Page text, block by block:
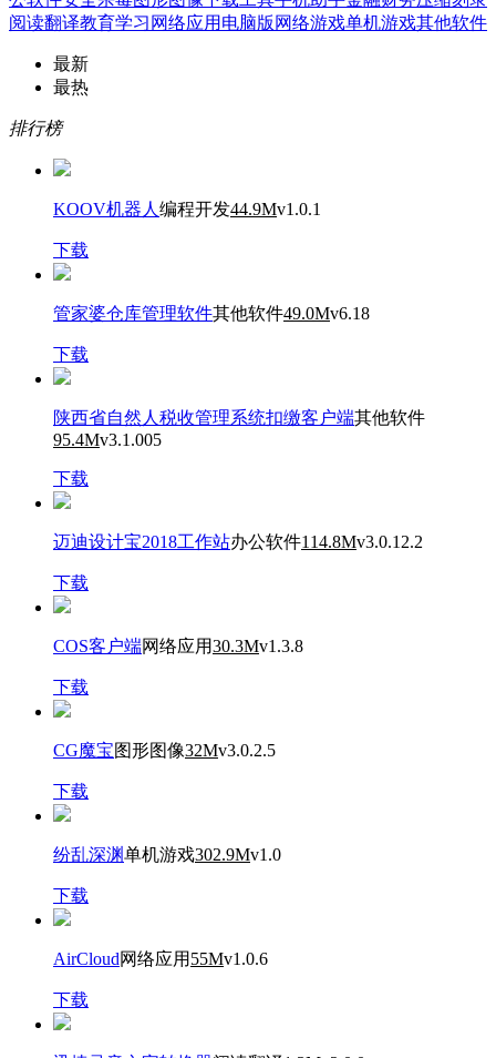
阅读翻译教育学习 网络应用 电脑版 网络游戏单机游戏其他软件
最新
最热
排行榜
KOOV机器人 编程开发44.9Mv1.0.1
下载
管家婆仓库管理软件其他软件49.0Mv6.18
下载
陕西省自然人税收管理系统扣缴客户端其他软件
95.4Mv3.1.005
下载
迈迪设计宝2018工作站办公软件114.8Mv3.0.12.2
下载
COS客户端网络应用30.3Mv1.3.8
下载
CG魔宝图形图像32Mv3.0.2.5
下载
纷乱深渊单机游戏302.9Mv1.0
下载
AirCloud网络应用 55Mv1.0.6
下载